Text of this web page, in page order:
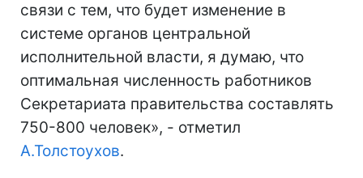
связи с тем, что будет изменение в
системе органов центральной
исполнительной власти, я думаю, что
оптимальная численность работников
Секретариата правительства составлять
750-800 человек», - отметил
А.Толстоухов.